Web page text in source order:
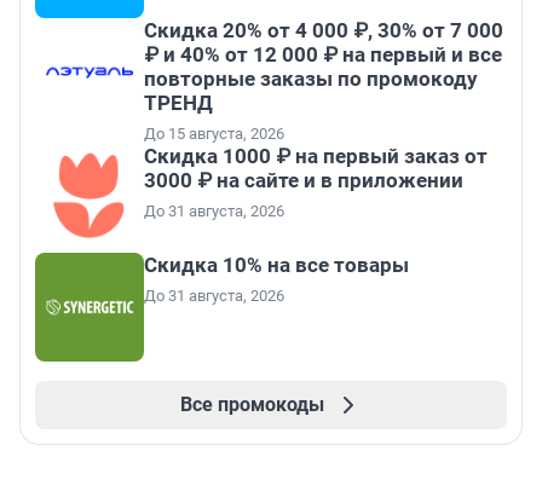
Скидка 20% от 4 000 ₽, 30% от 7 000
₽ и 40% от 12 000 ₽ на первый и все
повторные заказы по промокоду
ТРЕНД
До 15 августа, 2026
Скидка 1000 ₽ на первый заказ от
3000 ₽ на сайте и в приложении
До 31 августа, 2026
Скидка 10% на все товары
До 31 августа, 2026
Все промокоды